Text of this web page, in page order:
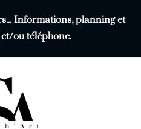
Informations, planning et
ou téléphone.